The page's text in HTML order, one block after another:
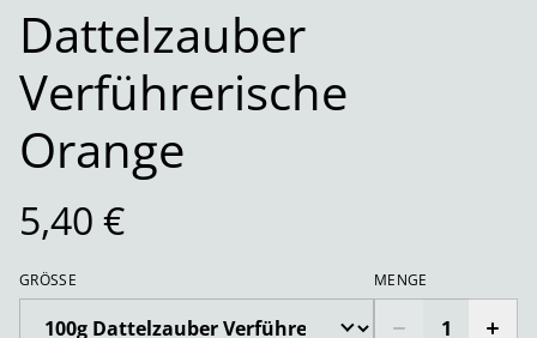
Dattelzauber
Verführerische
Orange
5,40 €
GRÖSSE MENGE